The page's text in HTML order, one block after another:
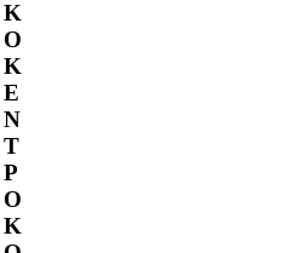
Κ
Ο
Κ
Ε
Ν
Τ
Ρ
Ο
Κ